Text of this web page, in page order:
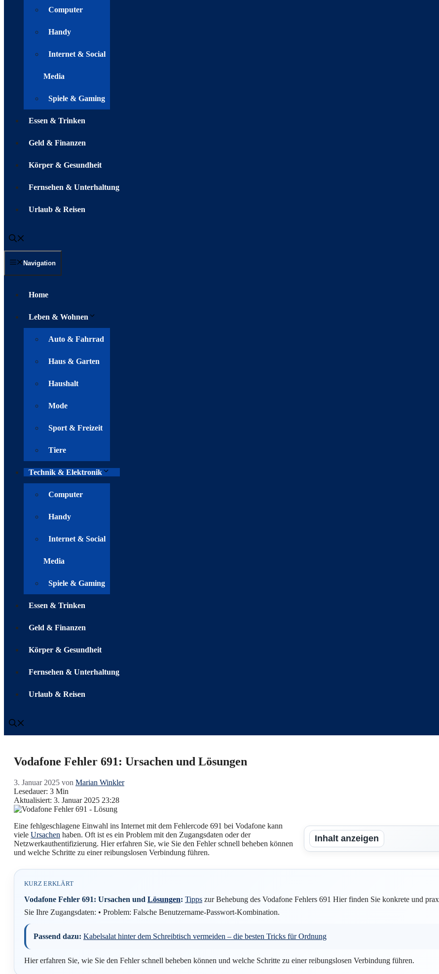
Computer
Handy
Internet & Social
Media
Spiele & Gaming
Essen & Trinken
Geld & Finanzen
Körper & Gesundheit
Fernsehen & Unterhaltung
Urlaub & Reisen
Navigation
Home
Leben & Wohnen
Auto & Fahrrad
Haus & Garten
Haushalt
Mode
Sport & Freizeit
Tiere
Technik & Elektronik
Computer
Handy
Internet & Social
Media
Spiele & Gaming
Essen & Trinken
Geld & Finanzen
Körper & Gesundheit
Fernsehen & Unterhaltung
Urlaub & Reisen
Vodafone Fehler 691: Ursachen und Lösungen
3. Januar 2025 von Marian Winkler
Lesedauer: 3 Min
Aktualisiert: 3. Januar 2025 23:28
Inhalt anzeigen
Eine fehlgeschlagene Einwahl ins Internet mit dem Fehlercode 691 bei Vodafone kann
viele Ursachen haben. Oft ist es ein Problem mit den Zugangsdaten oder der
Netzwerkauthentifizierung. Hier erfahren Sie, wie Sie den Fehler schnell beheben können
und welche Schritte zu einer reibungslosen Verbindung führen.
KURZ ERKLÄRT
Vodafone Fehler 691: Ursachen und Lösungen: Tipps zur Behebung des Vodafone Fehlers 691 Hier finden Sie konkrete und
Sie Ihre Zugangsdaten: • Problem: Falsche Benutzername-Passwort-Kombination.
Passend dazu: Kabelsalat hinter dem Schreibtisch vermeiden – die besten Tricks für Ordnung
Hier erfahren Sie, wie Sie den Fehler schnell beheben können und welche Schritte zu einer reibungslosen Verbindung führen.